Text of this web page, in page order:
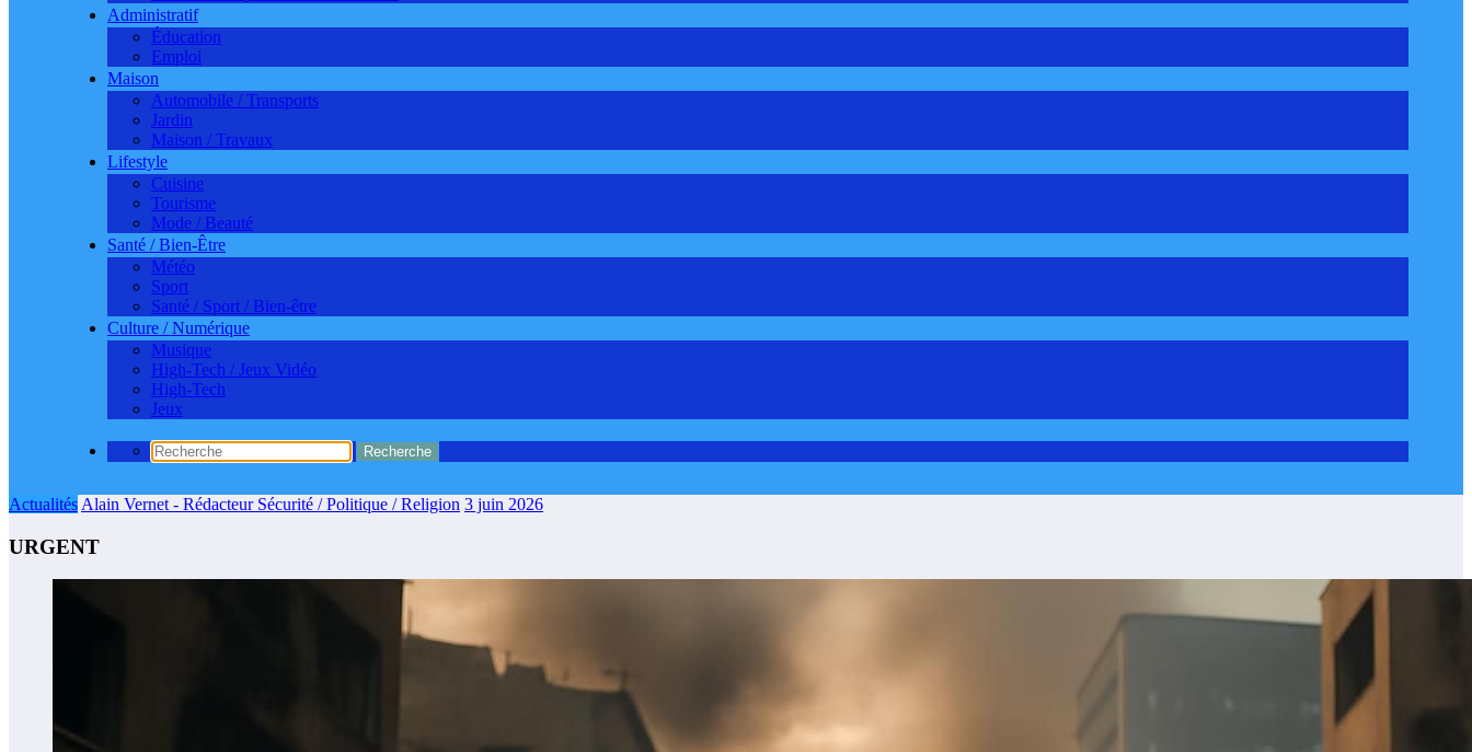
Administratif
Éducation
Emploi
Maison
Automobile / Transports
Jardin
Maison / Travaux
Lifestyle
Cuisine
Tourisme
Mode / Beauté
Santé / Bien-Être
Météo
Sport
Santé / Sport / Bien-être
Culture / Numérique
Musique
High-Tech / Jeux Vidéo
High-Tech
Jeux
Actualités Alain Vernet - Rédacteur Sécurité / Politique / Religion 3 juin 2026
URGENT